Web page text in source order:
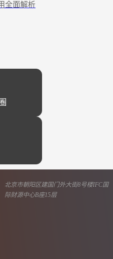
全面解析
北京市朝阳区建国门外大街8号楼IFC国
际财源中心B座15层